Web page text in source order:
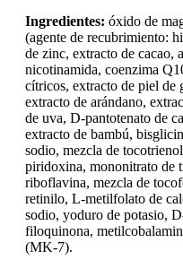
Ingredientes: óxido de
(agente de recubrimiento:
de zinc, extracto de cacao,
nicotinamida, coenzima
cítricos, extracto de piel de
extracto de arándano,
de uva, D-pantotenato de
extracto de bambú,
sodio, mezcla de
piridoxina, mononitrato de
riboflavina, mezcla de
retinilo, L-metilfolato de
sodio, yoduro de potasio,
filoquinona,
(MK-7).